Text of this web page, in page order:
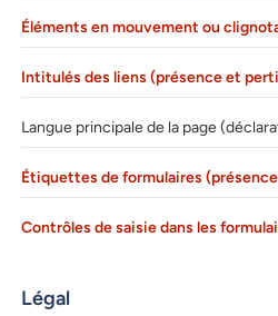
Éléments en mouvement ou
Intitulés des liens (présence et
Langue principale de la page
Étiquettes de formulaires
Contrôles de saisie dans les
Légal